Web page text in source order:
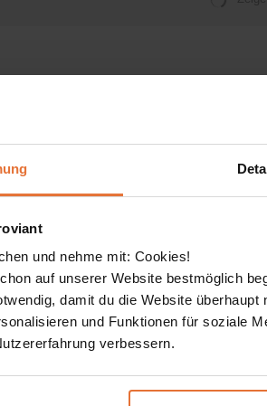
und nehme mit: Cookies!
auf unserer Website bestmöglich
damit du die Website
und Funktionen für soziale
verbessern.
wir alle Bewerbungen
werden für die Dauer des
gespeichert. Bei
Benefits
Urban Sports